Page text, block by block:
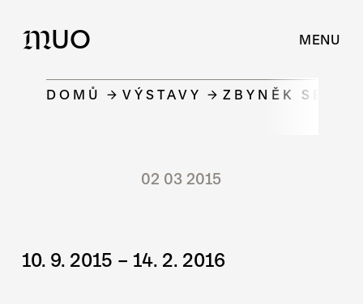
MUO MENU
DOMŮ VÝSTAVY ZBYNĚK
02 03 2015
10. 9. 2015 – 14. 2. 2016